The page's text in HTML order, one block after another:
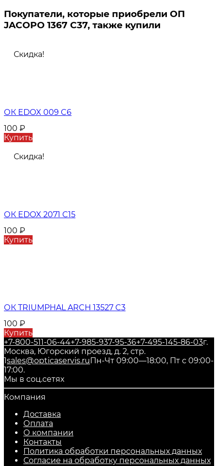
Покупатели, которые приобрели ОП
JACOPO 1367 C37, также купили
Скидка!
ОК EDOX 009 C6
100 ₽
Купить
Скидка!
ОК EDOX 2071 C15
100 ₽
Купить
ОК TRIUMPHAL ARCH 13527 C3
100 ₽
Купить
+7-800-511-06-44+7-985-937-95-36+7-495-145-86-03г.
Москва, Югорский проезд, д. 2, стр.
1sales@opticaservis.ruПн-Чт 09:00—18:00, Пт с 09:00-
17:00.
Мы в соц.сетях
Компания
Доставка
Оплата
О компании
Контакты
Политика обработки персональных данных
Согласие на обработку персональных данных